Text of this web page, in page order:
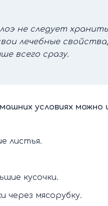
не следует
лечебные
всего сразу.
условиях можно
листья.
кусочки.
через мясорубку.